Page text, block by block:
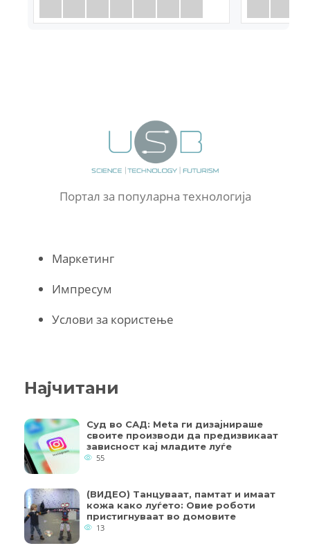
Портал за популарна технологија
Маркетинг
Импресум
Услови за користење
Најчитани
Суд во САД: Meta ги дизајнираше
своите производи да предизвикаат
зависност кај младите луѓе
55
(ВИДЕО) Танцуваат, памтат и имаат
кожа како луѓето: Овие роботи
пристигнуваат во домовите
13